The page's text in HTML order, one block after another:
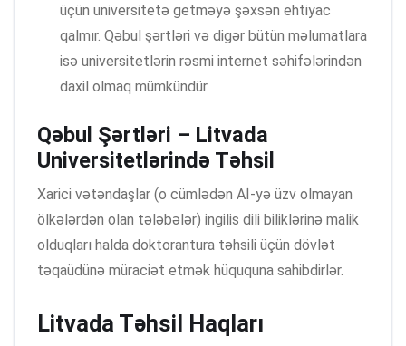
üçün universitetə getməyə şəxsən ehtiyac
qalmır. Qəbul şərtləri və digər bütün məlumatlara
isə universitetlərin rəsmi internet səhifələrindən
daxil olmaq mümkündür.
Qəbul Şərtləri – Litvada
Universitetlərində Təhsil
Xarici vətəndaşlar (o cümlədən Aİ-yə üzv olmayan
ölkələrdən olan tələbələr) ingilis dili biliklərinə malik
olduqları halda doktorantura təhsili üçün dövlət
təqaüdünə müraciət etmək hüququna sahibdirlər.
Litvada Təhsil Haqları